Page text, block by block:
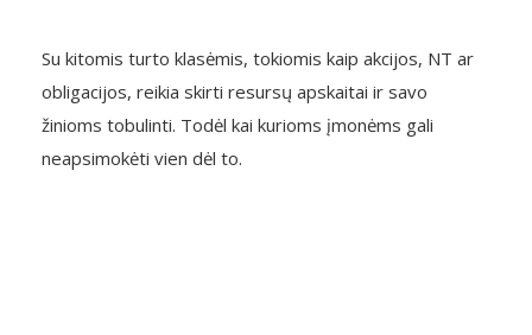
Su kitomis turto klasėmis, tokiomis kaip akcijos, NT ar
obligacijos, reikia skirti resursų apskaitai ir savo
žinioms tobulinti. Todėl kai kurioms įmonėms gali
neapsimokėti vien dėl to.